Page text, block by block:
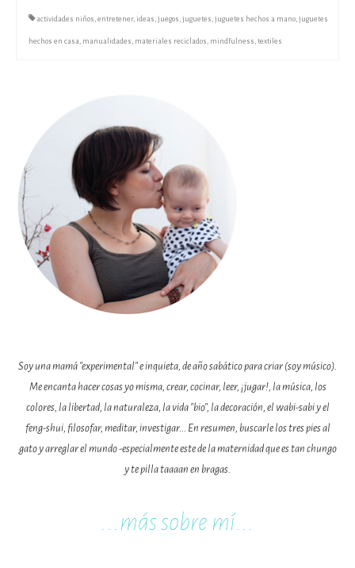
actividades niños , entretener, ideas , juegos , juguetes , juguetes hechos a mano, juguetes
hechos en casa, manualidades , materiales reciclados , mindfulness , textiles
Soy una mamá "experimental" e inquieta, de año sabático para criar (soy músico).
Me encanta hacer cosas yo misma, crear, cocinar, leer, ¡jugar!, la música, los
colores, la libertad, la naturaleza, la vida "bio", la decoración, el wabi-sabi y el
feng-shui, filosofar, meditar, investigar... En resumen, buscarle los tres pies al
gato y arreglar el mundo -especialmente este de la maternidad que es tan chungo
y te pilla taaaan en bragas.
...más sobre mí...